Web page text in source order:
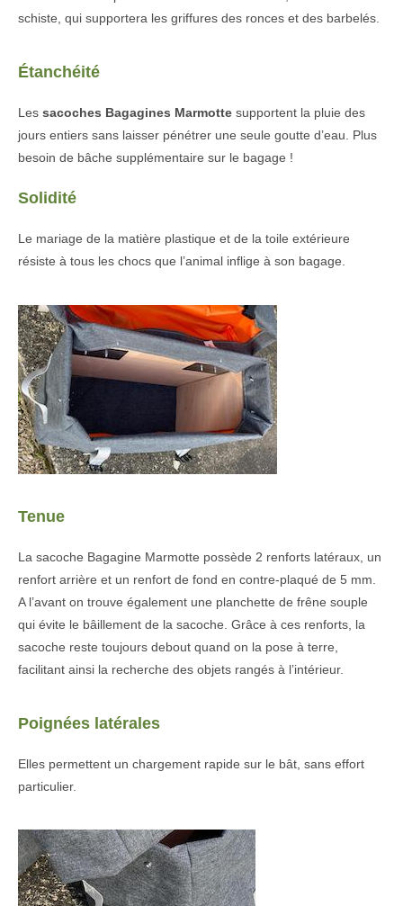
schiste, qui supportera les griffures des ronces et des barbelés.
Étanchéité
Les sacoches Bagagines Marmotte supportent la pluie des
jours entiers sans laisser pénétrer une seule goutte d’eau. Plus
besoin de bâche supplémentaire sur le bagage !
Solidité
Le mariage de la matière plastique et de la toile extérieure
résiste à tous les chocs que l’animal inflige à son bagage.
Tenue
La sacoche Bagagine Marmotte possède 2 renforts latéraux, un
renfort arrière et un renfort de fond en contre-plaqué de 5 mm.
A l’avant on trouve également une planchette de frêne souple
qui évite le bâillement de la sacoche. Grâce à ces renforts, la
sacoche reste toujours debout quand on la pose à terre,
facilitant ainsi la recherche des objets rangés à l’intérieur.
Poignées latérales
Elles permettent un chargement rapide sur le bât, sans effort
particulier.